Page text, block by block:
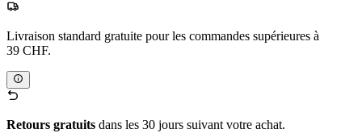
Livraison standard gratuite pour les commandes supérieures à
39 CHF.
Retours gratuits dans les 30 jours suivant votre achat.